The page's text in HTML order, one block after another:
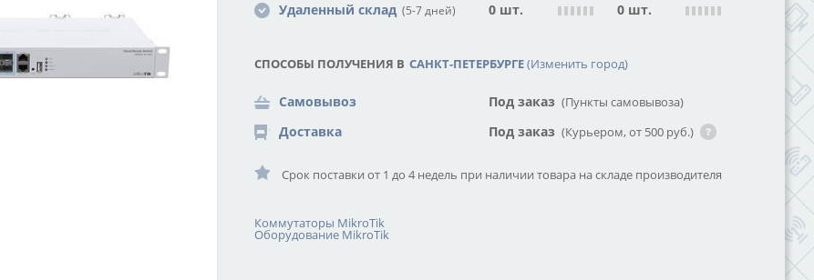
Удаленный склад (5-7 дней) 0 шт. 0 шт.
СПОСОБЫ ПОЛУЧЕНИЯ В САНКТ-ПЕТЕРБУРГЕ(Изменить город)
Самовывоз Под заказ (Пункты самовывоза)
Доставка Под заказ (Курьером, от 500 руб.)
Срок поставки от 1 до 4 недель при наличии товара на складе производителя
Коммутаторы MikroTik
Оборудование MikroTik